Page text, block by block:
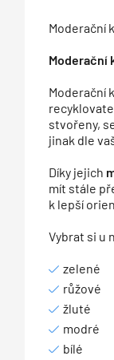
Moderační
Moderační
Moderační
stvořeny,
jinak dle
Díky jejich
mít stále
k lepší
Vybrat si u
zelené
růžové
žluté
modré
bílé